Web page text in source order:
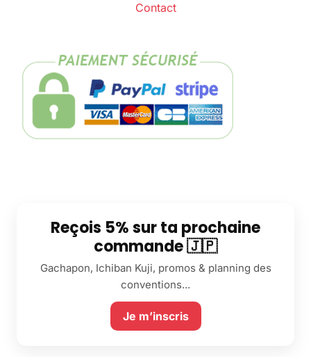
Contact
Reçois 5% sur ta prochaine
commande 🇯🇵
Gachapon, Ichiban Kuji, promos & planning des
conventions...
Je m’inscris